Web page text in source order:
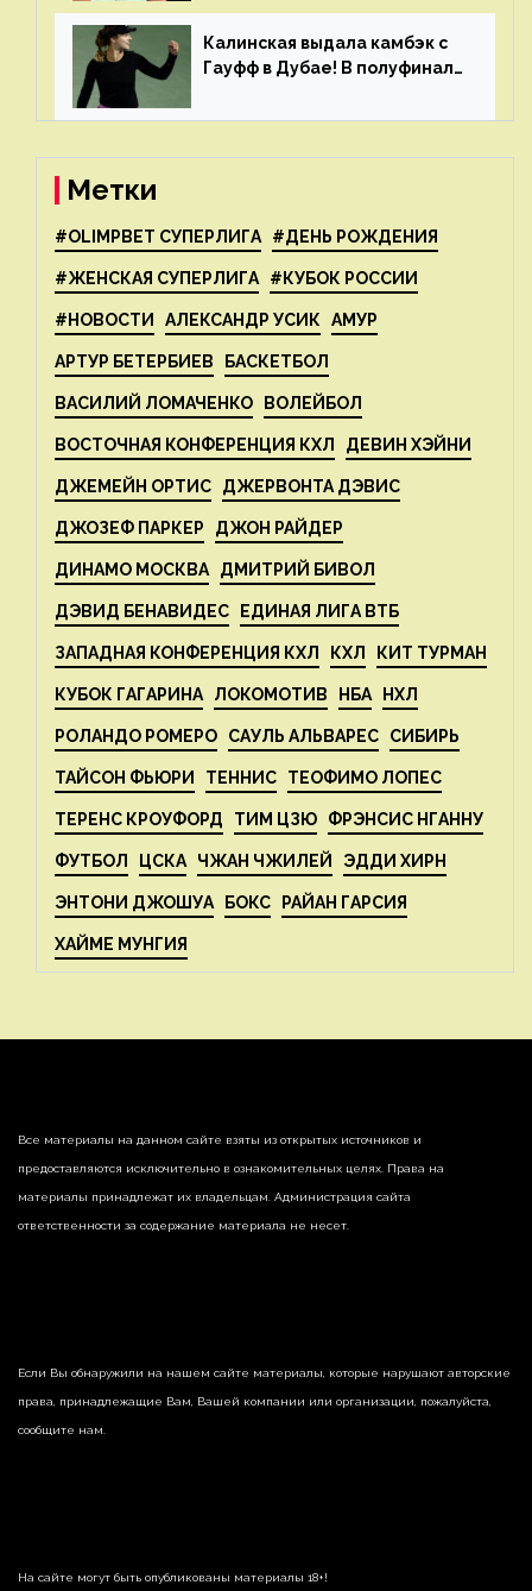
рейтинга
Калинская выдала камбэк с
Гауфф в Дубае! В полуфинале
Свёнтек
Метки
#OLIMPBET СУПЕРЛИГА #ДЕНЬ РОЖДЕНИЯ
#ЖЕНСКАЯ СУПЕРЛИГА #КУБОК РОССИИ
#НОВОСТИ АЛЕКСАНДР УСИК АМУР
АРТУР БЕТЕРБИЕВ БАСКЕТБОЛ
ВАСИЛИЙ ЛОМАЧЕНКО ВОЛЕЙБОЛ
ВОСТОЧНАЯ КОНФЕРЕНЦИЯ КХЛ ДЕВИН ХЭЙНИ
ДЖЕМЕЙН ОРТИС ДЖЕРВОНТА ДЭВИС
ДЖОЗЕФ ПАРКЕР ДЖОН РАЙДЕР
ДИНАМО МОСКВА ДМИТРИЙ БИВОЛ
ДЭВИД БЕНАВИДЕС ЕДИНАЯ ЛИГА ВТБ
ЗАПАДНАЯ КОНФЕРЕНЦИЯ КХЛ КХЛ КИТ ТУРМАН
КУБОК ГАГАРИНА ЛОКОМОТИВ НБА НХЛ
РОЛАНДО РОМЕРО САУЛЬ АЛЬВАРЕС СИБИРЬ
ТАЙСОН ФЬЮРИ ТЕННИС ТЕОФИМО ЛОПЕС
ТЕРЕНС КРОУФОРД ТИМ ЦЗЮ ФРЭНСИС НГАННУ
ФУТБОЛ ЦСКА ЧЖАН ЧЖИЛЕЙ ЭДДИ ХИРН
ЭНТОНИ ДЖОШУА БОКС РАЙАН ГАРСИЯ
ХАЙМЕ МУНГИЯ
Все материалы на данном сайте взяты из открытых источников и
предоставляются исключительно в ознакомительных целях. Права на
материалы принадлежат их владельцам. Администрация сайта
ответственности за содержание материала не несет.
Если Вы обнаружили на нашем сайте материалы, которые нарушают авторские
права, принадлежащие Вам, Вашей компании или организации, пожалуйста,
сообщите нам.
На сайте могут быть опубликованы материалы 18+!